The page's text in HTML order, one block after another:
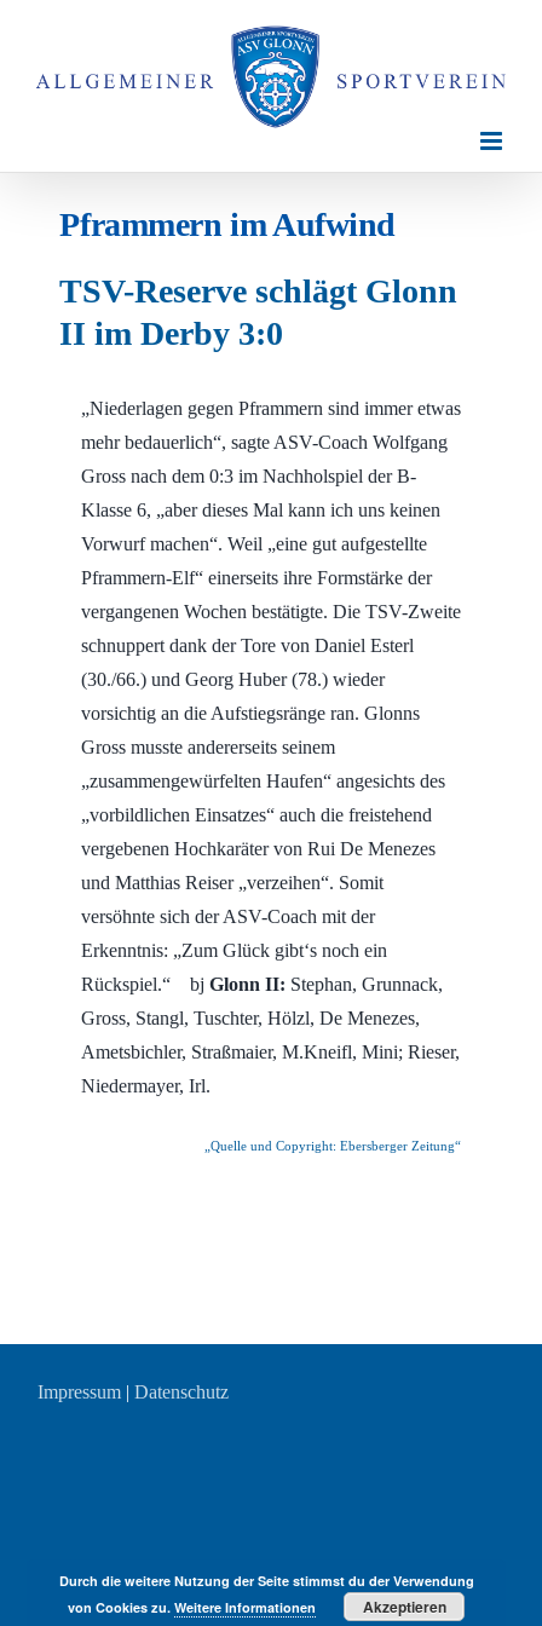
springen
Pframmern im Aufwind
TSV-Reserve schlägt Glonn
II im Derby 3:0
„Niederlagen gegen Pframmern sind immer etwas
mehr bedauerlich“, sagte ASV-Coach Wolfgang
Gross nach dem 0:3 im Nachholspiel der B-
Klasse 6, „aber dieses Mal kann ich uns keinen
Vorwurf machen“. Weil „eine gut aufgestellte
Pframmern-Elf“ einerseits ihre Formstärke der
vergangenen Wochen bestätigte. Die TSV-Zweite
schnuppert dank der Tore von Daniel Esterl
(30./66.) und Georg Huber (78.) wieder
vorsichtig an die Aufstiegsränge ran. Glonns
Gross musste andererseits seinem
„zusammengewürfelten Haufen“ angesichts des
„vorbildlichen Einsatzes“ auch die freistehend
vergebenen Hochkaräter von Rui De Menezes
und Matthias Reiser „verzeihen“. Somit
versöhnte sich der ASV-Coach mit der
Erkenntnis: „Zum Glück gibt‘s noch ein
Rückspiel.“ bj Glonn II: Stephan, Grunnack,
Gross, Stangl, Tuschter, Hölzl, De Menezes,
Ametsbichler, Straßmaier, M.Kneifl, Mini; Rieser,
Niedermayer, Irl.
„Quelle und Copyright: Ebersberger Zeitung“
Impressum |Datenschutz
Durch die weitere Nutzung der Seite stimmst du der Verwendung
von Cookies zu.Weitere Informationen Akzeptieren